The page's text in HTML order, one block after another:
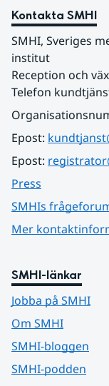
Kontakta SMHI
SMHI, Sveriges
institut
Reception och
Telefon
Epost:
Epost:
Press
SMHIs
Mer
SMHI-länkar
Jobba på SMHI
Om SMHI
SMHI-bloggen
SMHI-podden